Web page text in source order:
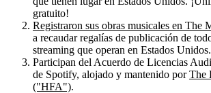
gratuito!
Registraron sus obras musicales en The
a recaudar regalías de publicación de
streaming que operan en Estados Unidos.
Participan del Acuerdo de Licencias
de Spotify, alojado y mantenido porThe
("HFA").